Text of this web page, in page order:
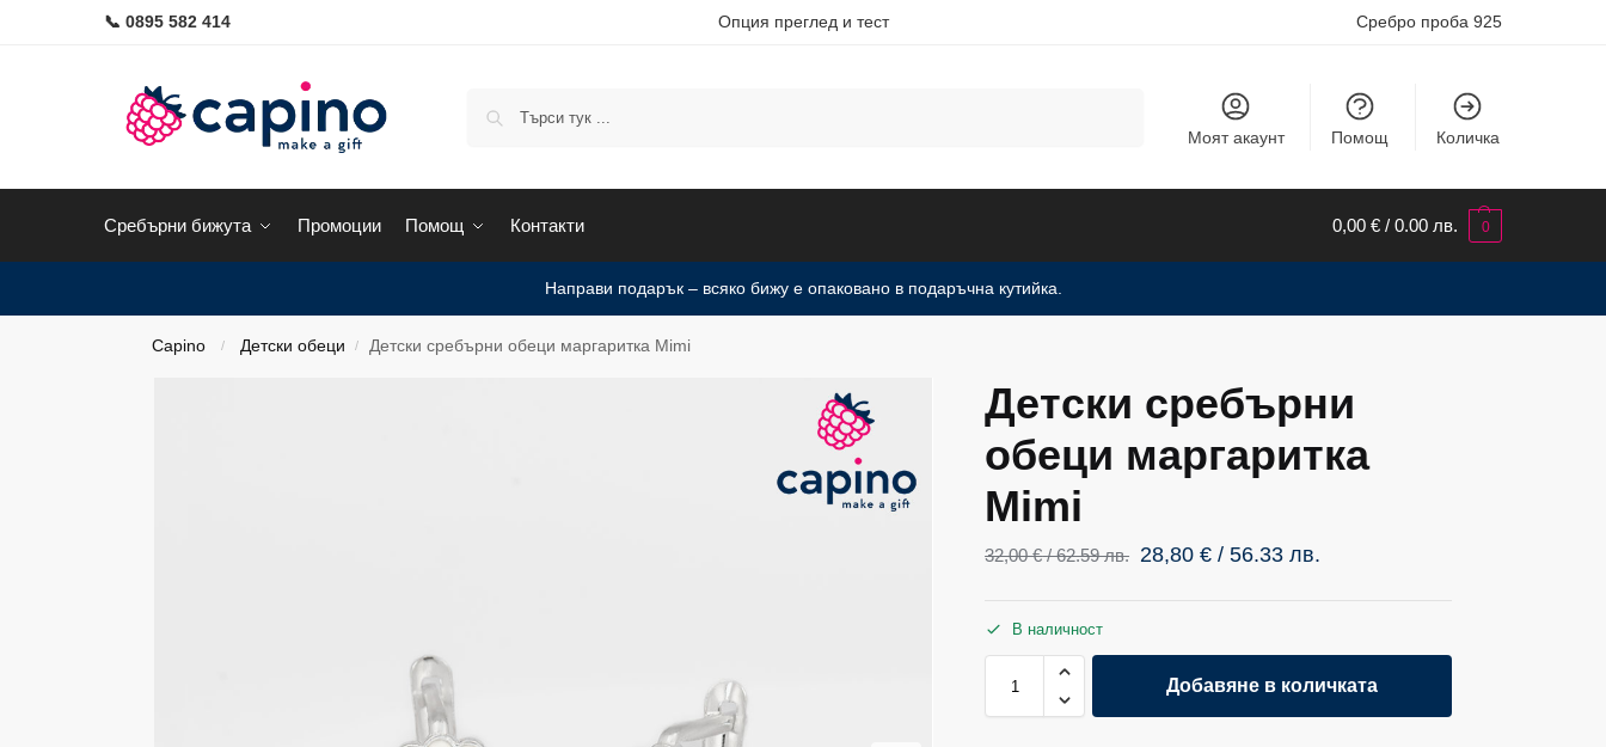
📞 0895 582 414 Опция преглед и тест Сребро проба 925
Моят акаунт Помощ Количка
Сребърни бижута Промоции Помощ Контакти 0,00 € / 0.00 лв. 0
Направи подарък – всяко бижу е опаковано в подаръчна кутийка.
Capino / Детски обеци / Детски сребърни обеци маргаритка Mimi
Детски сребърни
обеци маргаритка
Mimi
32,00€ / 62.59 лв. 28,80€ / 56.33 лв.
В наличност
Добавяне в количката